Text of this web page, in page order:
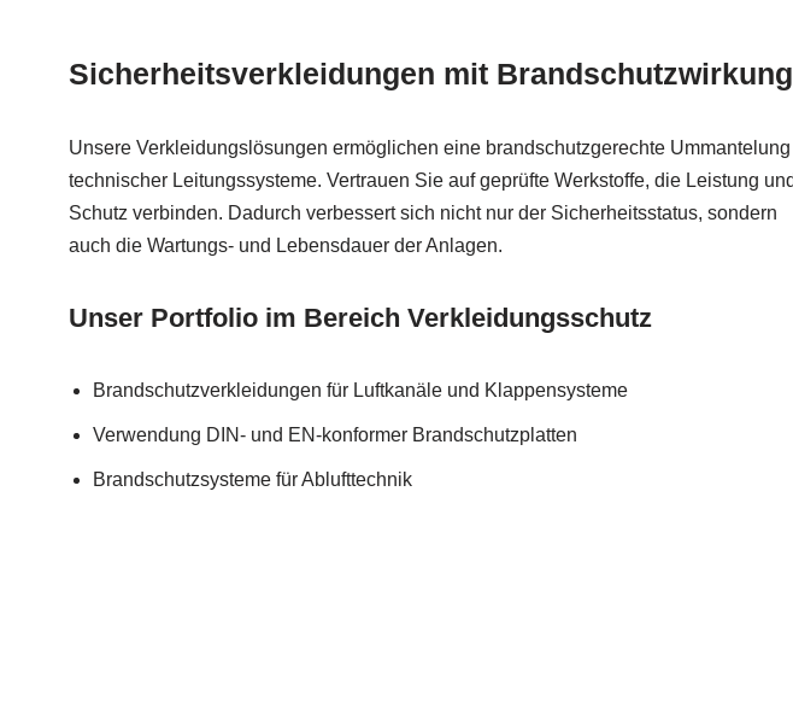
Sicherheitsverkleidungen mit Brandschutzwirkung
Unsere Verkleidungslösungen ermöglichen eine brandschutzgerechte Ummantelung
technischer Leitungssysteme. Vertrauen Sie auf geprüfte Werkstoffe, die Leistung und
Schutz verbinden. Dadurch verbessert sich nicht nur der Sicherheitsstatus, sondern
auch die Wartungs- und Lebensdauer der Anlagen.
Unser Portfolio im Bereich Verkleidungsschutz
Brandschutzverkleidungen für Luftkanäle und Klappensysteme
Verwendung DIN- und EN-konformer Brandschutzplatten
Brandschutzsysteme für Ablufttechnik